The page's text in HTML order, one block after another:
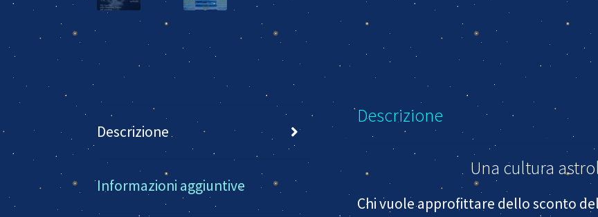
Descrizione
Informazioni aggiuntive
Descrizione
Una cultura
Chi vuole approfittare dello sconto